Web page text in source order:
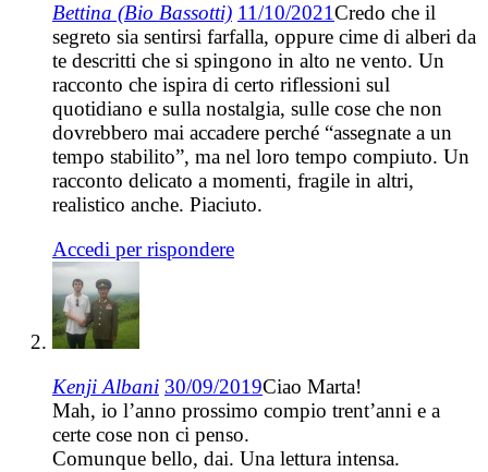
Bettina (Bio Bassotti) 11/10/2021Credo che il
segreto sia sentirsi farfalla, oppure cime di alberi da
te descritti che si spingono in alto ne vento. Un
racconto che ispira di certo riflessioni sul
quotidiano e sulla nostalgia, sulle cose che non
dovrebbero mai accadere perché “assegnate a un
tempo stabilito”, ma nel loro tempo compiuto. Un
racconto delicato a momenti, fragile in altri,
realistico anche. Piaciuto.
Accedi per rispondere
Kenji Albani 30/09/2019Ciao Marta!
Mah, io l’anno prossimo compio trent’anni e a
certe cose non ci penso.
Comunque bello, dai. Una lettura intensa.